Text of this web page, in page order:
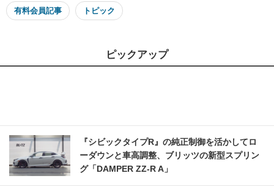
有料会員記事 トピック
ピックアップ
『シビックタイプR』の純正制御を活かしてロ
ーダウンと車高調整、ブリッツの新型スプリン
グ「DAMPER ZZ-R A」